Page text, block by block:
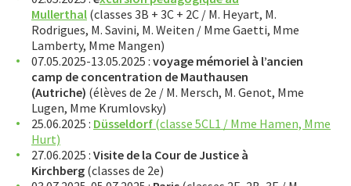
STUDIO71 : Expositions
Uelzechtkanal
Voyages et excursions
Excursions et voyages d’études 2024/2025
Excursions et voyages d’études 2023/2024
Excursions et voyages d’études 2022/2023
Excursions et voyages d’études 2021/2022
Excursions et voyages d’études 2020/2021
Mullerthal (classes 3B + 3C + 2C / M. Heyart, M.
Rodrigues, M. Savini, M. Weiten / Mme Gaetti, Mme
Lamberty, Mme Mangen)
07.05.2025-13.05.2025 : voyage mémoriel à l’ancien
camp de concentration de Mauthausen
(Autriche) (élèves de 2e / M. Mersch, M. Genot, Mme
Lugen, Mme Krumlovsky)
25.06.2025 : Düsseldorf (classe 5CL1 / Mme Hamen, Mme
Hurt)
27.06.2025 : Visite de la Cour de Justice à
Kirchberg (classes de 2e)